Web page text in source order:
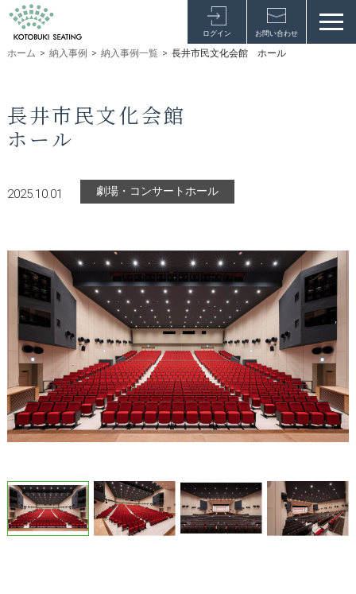
ログイン お問い合わせ
ホーム > 納入事例 > 納入事例一覧 > 長井市民文化会館 ホール
長井市民文化会館
ホール
2025.10.01 劇場・コンサートホール